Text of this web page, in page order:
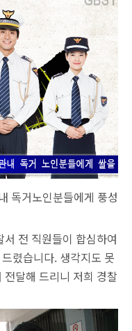
독거노인분들에게 풍성
전 직원들이 합심하여
렸습니다. 생각지도 못
달해 드리니 저희 경찰